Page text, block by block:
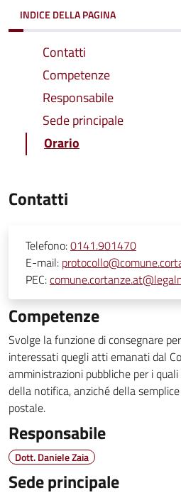
INDICE DELLA PAGINA
Contatti
Competenze
Responsabile
Sede principale
Orario
Contatti
Telefono:0141.901470
E-mail:
PEC:
Competenze
Svolge la funzione di consegnare
interessati quegli atti emanati dal
amministrazioni pubbliche per i
della notifica, anziché della
postale.
Responsabile
Dott. Daniele Zaia
Sede principale